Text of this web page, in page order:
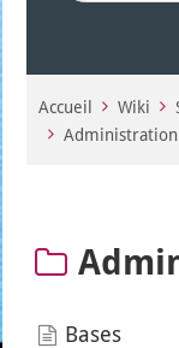
Accueil Wiki
Administration
Bases